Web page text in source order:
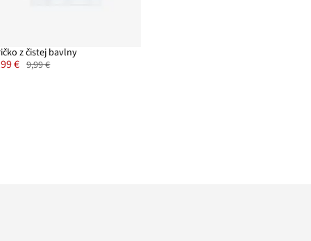
z čistej bavlny
€ 9,99 €